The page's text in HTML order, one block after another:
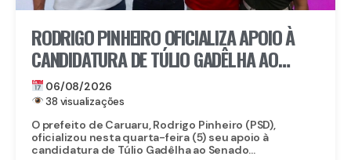
RODRIGO PINHEIRO OFICIALIZA APOIO À
CANDIDATURA DE TÚLIO GADÊLHA AO
SENADO
06/08/2026
38 visualizações
O prefeito de Caruaru, Rodrigo Pinheiro (PSD),
oficializou nesta quarta-feira (5) seu apoio à
candidatura de Túlio Gadêlha ao Senado...